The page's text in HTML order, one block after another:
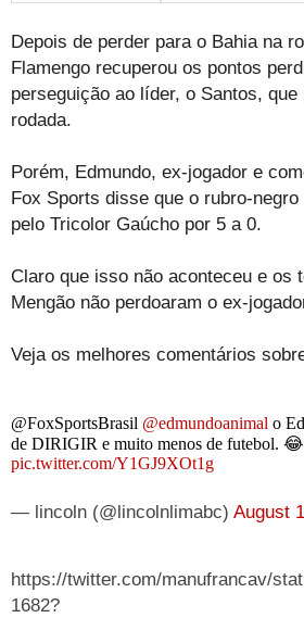
Depois de perder para o Bahia na
Flamengo recuperou os pontos
perseguição ao líder, o Santos, que
rodada.
Porém, Edmundo, ex-jogador e
Fox Sports disse que o rubro-
pelo Tricolor Gaúcho por 5 a 0.
Claro que isso não aconteceu e os
Mengão não perdoaram o ex-
Veja os melhores comentários
@FoxSportsBrasil @edmundoanimal o
de DIRIGIR e muito menos de futebol.
pic.twitter.com/Y1GJ9XOt1g
— lincoln (@lincolnlimabc) August
https://twitter.com/manufrancav/
1682?